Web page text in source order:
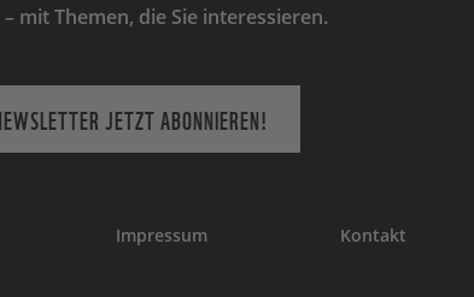
– mit Themen, die Sie interessieren.
JETZT ABONNIEREN!
Impressum Kontakt